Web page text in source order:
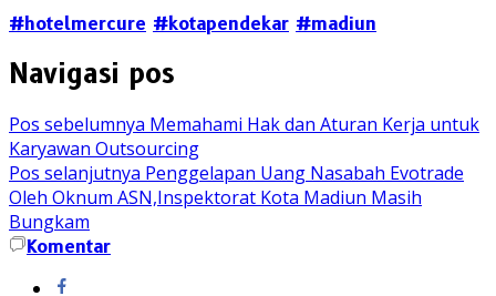
#hotelmercure #kotapendekar #madiun
Navigasi pos
Pos sebelumnya Memahami Hak dan Aturan Kerja untuk
Karyawan Outsourcing
Pos selanjutnya Penggelapan Uang Nasabah Evotrade
Oleh Oknum ASN,Inspektorat Kota Madiun Masih
Bungkam
Komentar